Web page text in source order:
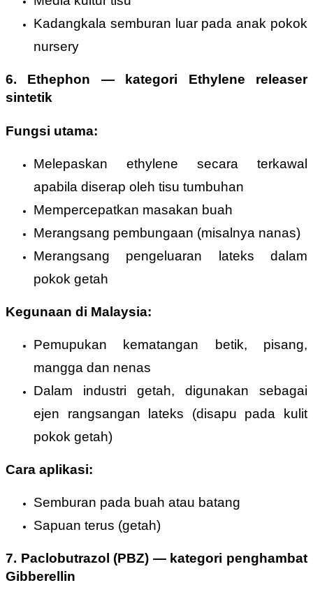
Kadangkala semburan luar pada anak pokok
nursery
6. Ethephon —kategori Ethylene releaser
sintetik
Fungsi utama:
Melepaskan ethylene secara terkawal
apabila diserap oleh tisu tumbuhan
Mempercepatkan masakan buah
Merangsang pembungaan (misalnya nanas)
Merangsang pengeluaran lateks dalam
pokok getah
Kegunaan di Malaysia:
Pemupukan kematangan betik, pisang,
mangga dan nenas
Dalam industri getah, digunakan sebagai
ejen rangsangan lateks (disapu pada kulit
pokok getah)
Cara aplikasi:
Semburan pada buah atau batang
Sapuan terus (getah)
7. Paclobutrazol (PBZ) —kategori penghambat
Gibberellin